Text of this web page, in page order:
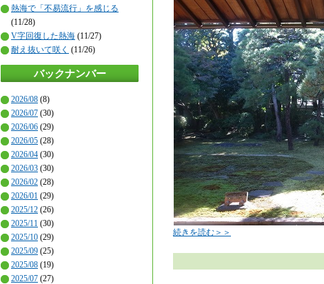
熱海で「不易流行」を感じる
(11/28)
V字回復した熱海 (11/27)
耐え抜いて咲く (11/26)
バックナンバー
2026/08 (8)
2026/07 (30)
2026/06 (29)
2026/05 (28)
2026/04 (30)
2026/03 (30)
2026/02 (28)
2026/01 (29)
2025/12 (26)
2025/11 (30)
2025/10 (29)
2025/09 (25)
2025/08 (19)
2025/07 (27)
続きを読む＞＞